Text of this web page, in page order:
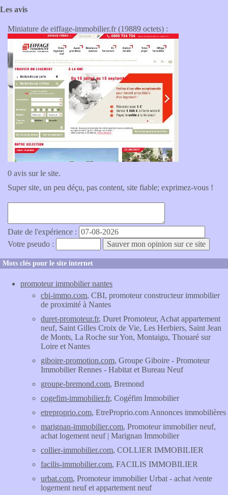
Les avis
Miniature de eiffage-immobilier.fr (19889 octets) :
0 avis sur le site.
Super site, un peu déçu, pas content, site fiable; exprimez-vous !
Date de l'expérience :
Votre pseudo :
Mots clés pour le site internet
promoteur immobilier nantes
cbi-immo.com, CBI, promoteur constructeur immobilier
de proximité à Nantes
duret-promoteur.fr, Duret Promoteur, Achat appartement
neuf, Saint Gilles Croix de Vie, Les Herbiers, Saint Jean
de Monts, La Roche sur Yon, Montaigu, Thouaré sur
Loire et Nantes
giboire-promotion.com, Groupe Giboire - Promoteur
Immobilier Rennes - Habitat et Bureau Neuf
groupe-bremond.com, Bremond
cogefim-immobilier.fr, Cogéfim Immobilier
etreproprio.com, EtreProprio.com Annonces immobilières
marignan-immobilier.com, Promoteur immobilier neuf,
achat logement neuf | Marignan Immobilier
collier-immobilier.com, COLLIER IMMOBILIER
facilis-immobilier.com, FACILIS IMMOBILIER
urbat.com, Promoteur immobilier Urbat - achat /vente
logement neuf et appartement neuf